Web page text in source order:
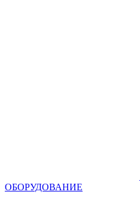
ОБОРУДОВАНИЕ